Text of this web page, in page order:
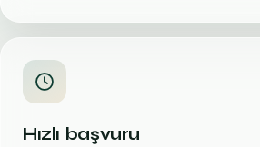
Hızlı başvuru